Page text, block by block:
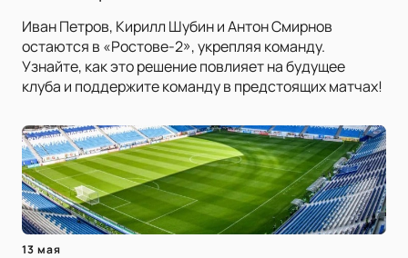
Иван Петров, Кирилл Шубин и Антон Смирнов
остаются в «Ростове-2», укрепляя команду.
Узнайте, как это решение повлияет на будущее
клуба и поддержите команду в предстоящих матчах!
13 мая